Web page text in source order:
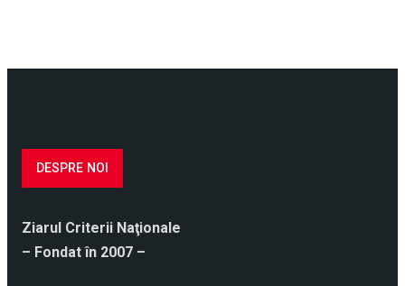
DESPRE NOI
Ziarul Criterii Naţionale
– Fondat în 2007 –